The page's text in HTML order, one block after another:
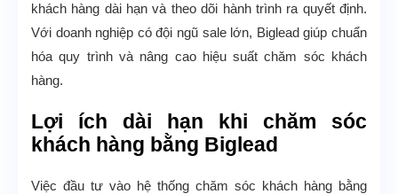
khách hàng dài hạn và theo dõi hành trình ra quyết định.
Với doanh nghiệp có đội ngũ sale lớn, Biglead giúp chuẩn
hóa quy trình và nâng cao hiệu suất chăm sóc khách
hàng.
Lợi ích dài hạn khi chăm sóc
khách hàng bằng Biglead
Việc đầu tư vào hệ thống chăm sóc khách hàng bằng